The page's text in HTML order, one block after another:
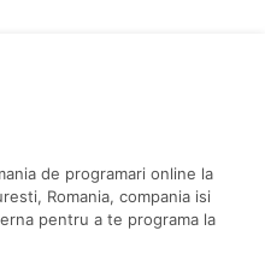
de programari online la
Romania, compania isi
pentru a te programa la